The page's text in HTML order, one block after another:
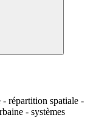
répartition spatiale -
- systèmes